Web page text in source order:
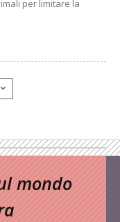
per limitare la
mondo